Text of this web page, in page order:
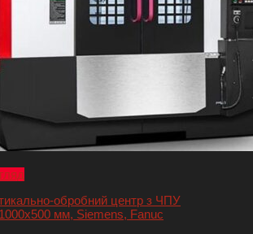
обробний центр з ЧПУ
мм, Siemens, Fanuc